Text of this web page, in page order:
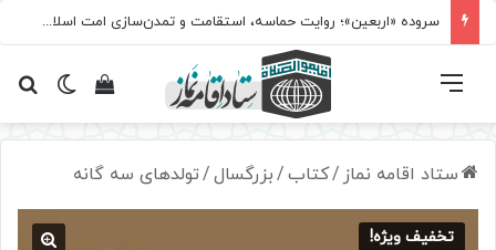
سروده‌ «اربعین»؛ روایت حماسه، استقامت و تمدن‌سازی امت اسلامی
تغییرمشاهده فهرست
ستاد اقامه نماز /کتاب/بزرگسال/تولدهای سه گانه
تخفیف ویژه!